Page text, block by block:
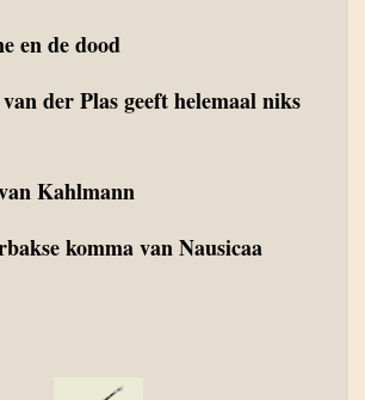
en de dood
der Plas geeft helemaal niks
Kahlmann
komma van Nausicaa